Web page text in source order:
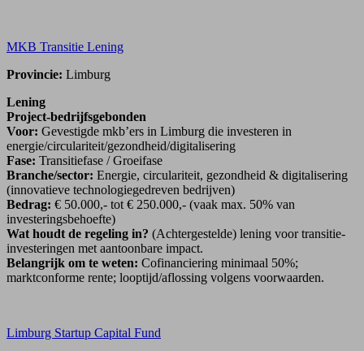
MKB Transitie Lening
Provincie: Limburg
Lening
Project-bedrijfsgebonden
Voor: Gevestigde mkb’ers in Limburg die investeren in
energie/circulariteit/gezondheid/digitalisering
Fase: Transitiefase / Groeifase
Branche/sector: Energie, circulariteit, gezondheid & digitalisering
(innovatieve technologiegedreven bedrijven)
Bedrag: € 50.000,- tot € 250.000,- (vaak max. 50% van
investeringsbehoefte)
Wat houdt de regeling in? (Achtergestelde) lening voor transitie-
investeringen met aantoonbare impact.
Belangrijk om te weten: Cofinanciering minimaal 50%;
marktconforme rente; looptijd/aflossing volgens voorwaarden.
Limburg Startup Capital Fund